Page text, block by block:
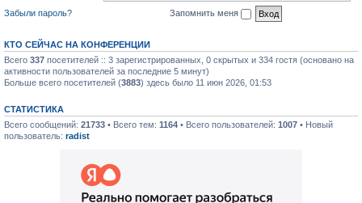
Забыли пароль?
Запомнить меня
КТО СЕЙЧАС НА КОНФЕРЕНЦИИ
Всего 337 посетителей :: 3 зарегистрированных, 0 скрытых и 334 гостя (основано на
активности пользователей за последние 5 минут)
Больше всего посетителей (3883) здесь было 11 июн 2026, 01:53
СТАТИСТИКА
Всего сообщений: 21733 • Всего тем: 1164 • Всего пользователей: 1007 • Новый
пользователь: radist